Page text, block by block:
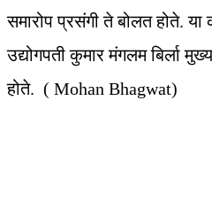
समारोप प्रसंगी ते बोलत होते. या
उद्योगपती कुमार मंगलम बिर्ला
होते. ( Mohan Bhagwat)